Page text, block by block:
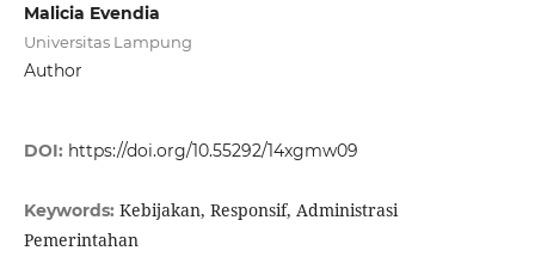
Malicia Evendia
Universitas Lampung
Author
DOI: https://doi.org/10.55292/14xgmw09
Keywords: Kebijakan, Responsif, Administrasi
Pemerintahan